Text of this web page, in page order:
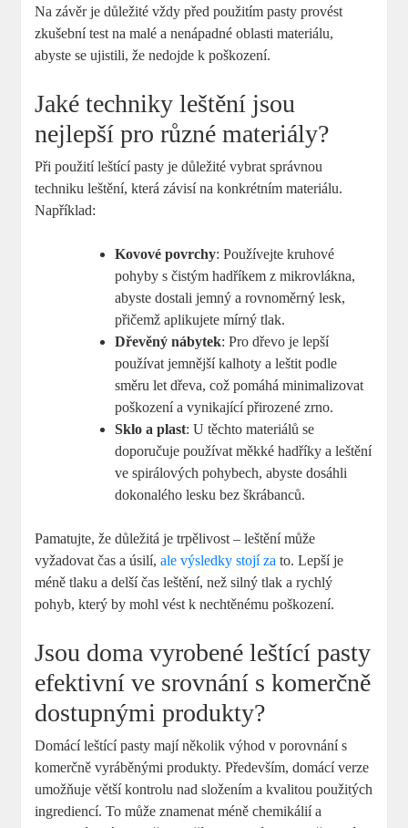
Na závěr je důležité vždy před použitím pasty provést
zkušební test na malé a nenápadné oblasti materiálu,
abyste se ujistili, že nedojde k poškození.
Jaké techniky leštění jsou
nejlepší pro různé materiály?
Při použití leštící pasty je důležité vybrat správnou
techniku leštění, která závisí na konkrétním materiálu.
Například:
Kovové povrchy: Používejte kruhové
pohyby s čistým hadříkem z mikrovlákna,
abyste dostali jemný a rovnoměrný lesk,
přičemž aplikujete mírný tlak.
Dřevěný nábytek: Pro dřevo je lepší
používat jemnější kalhoty a leštit podle
směru let dřeva, což pomáhá minimalizovat
poškození a vynikající přirozené zrno.
Sklo a plast: U těchto materiálů se
doporučuje používat měkké hadříky a leštění
ve spirálových pohybech, abyste dosáhli
dokonalého lesku bez škrábanců.
Pamatujte, že důležitá je trpělivost – leštění může
vyžadovat čas a úsilí,ale výsledky stojí za to. Lepší je
méně tlaku a delší čas leštění, než silný tlak a rychlý
pohyb, který by mohl vést k nechtěnému poškození.
Jsou doma vyrobené leštící pasty
efektivní ve srovnání s komerčně
dostupnými produkty?
Domácí leštící pasty mají několik výhod v porovnání s
komerčně vyráběnými produkty. Především, domácí verze
umožňuje větší kontrolu nad složením a kvalitou použitých
ingrediencí. To může znamenat méně chemikálií a